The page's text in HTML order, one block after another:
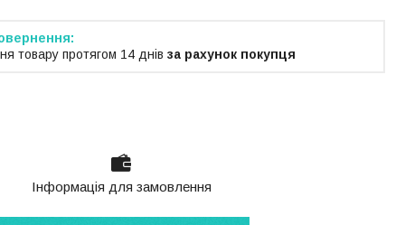
товару протягом 14 днів за рахунок покупця
Інформація для замовлення